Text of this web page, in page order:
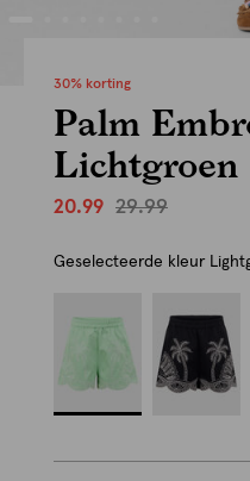
30% korting
Palm
Lichtgroen
20.99 29.99
Geselecteerde kleur